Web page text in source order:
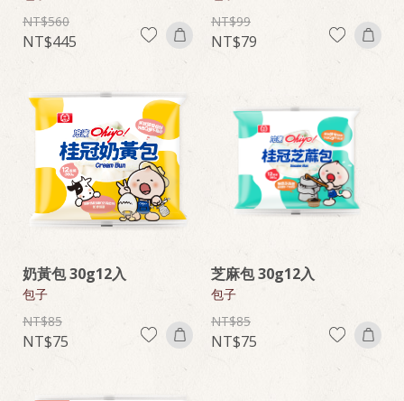
560
445
99
79
奶黃包 30g12入
包子
85
75
芝麻包 30g12入
包子
85
75